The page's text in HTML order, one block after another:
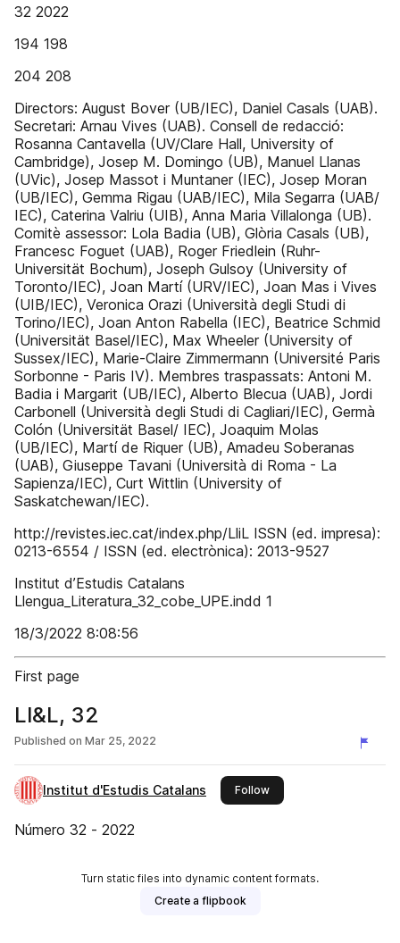
32 2022
194 198
204 208
Directors: August Bover (UB/IEC), Daniel Casals (UAB).
Secretari: Arnau Vives (UAB). Consell de redacció:
Rosanna Cantavella (UV/Clare Hall, University of
Cambridge), Josep M. Domingo (UB), Manuel Llanas
(UVic), Josep Massot i Muntaner (IEC), Josep Moran
(UB/IEC), Gemma Rigau (UAB/IEC), Mila Segarra (UAB/
IEC), Caterina Valriu (UIB), Anna Maria Villalonga (UB).
Comitè assessor: Lola Badia (UB), Glòria Casals (UB),
Francesc Foguet (UAB), Roger Friedlein (Ruhr-
Universität Bochum), Joseph Gulsoy (University of
Toronto/IEC), Joan Martí (URV/IEC), Joan Mas i Vives
(UIB/IEC), Veronica Orazi (Università degli Studi di
Torino/IEC), Joan Anton Rabella (IEC), Beatrice Schmid
(Universität Basel/IEC), Max Wheeler (University of
Sussex/IEC), Marie-Claire Zimmermann (Université Paris
Sorbonne - Paris IV). Membres traspassats: Antoni M.
Badia i Margarit (UB/IEC), Alberto Blecua (UAB), Jordi
Carbonell (Università degli Studi di Cagliari/IEC), Germà
Colón (Universität Basel/ IEC), Joaquim Molas
(UB/IEC), Martí de Riquer (UB), Amadeu Soberanas
(UAB), Giuseppe Tavani (Università di Roma - La
Sapienza/IEC), Curt Wittlin (University of
Saskatchewan/IEC).
http://revistes.iec.cat/index.php/LliL ISSN (ed. impresa):
0213-6554 / ISSN (ed. electrònica): 2013-9527
Institut d’Estudis Catalans
Llengua_Literatura_32_cobe_UPE.indd 1
18/3/2022 8:08:56
First page
Ll&L, 32
Published on Mar 25, 2022
Institut d'Estudis Catalans Followthis publisher
Número 32 - 2022
Turn static files into dynamic content formats.
Create a flipbook